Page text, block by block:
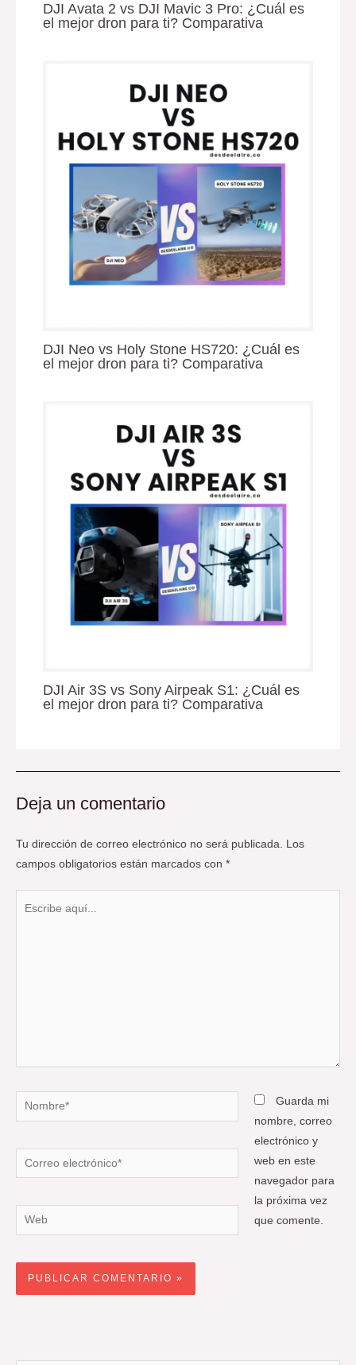
DJI Avata 2 vs DJI Mavic 3 Pro: ¿Cuál es
el mejor dron para ti? Comparativa
DJI Neo vs Holy Stone HS720: ¿Cuál es
el mejor dron para ti? Comparativa
DJI Air 3S vs Sony Airpeak S1: ¿Cuál es
el mejor dron para ti? Comparativa
Deja un comentario
Tu dirección de correo electrónico no será publicada.
Los
campos obligatorios están marcados con *
Nombre*
Correo
electrónico*
Web
Guarda mi
nombre, correo
electrónico y
web en este
navegador para
la próxima vez
que comente.